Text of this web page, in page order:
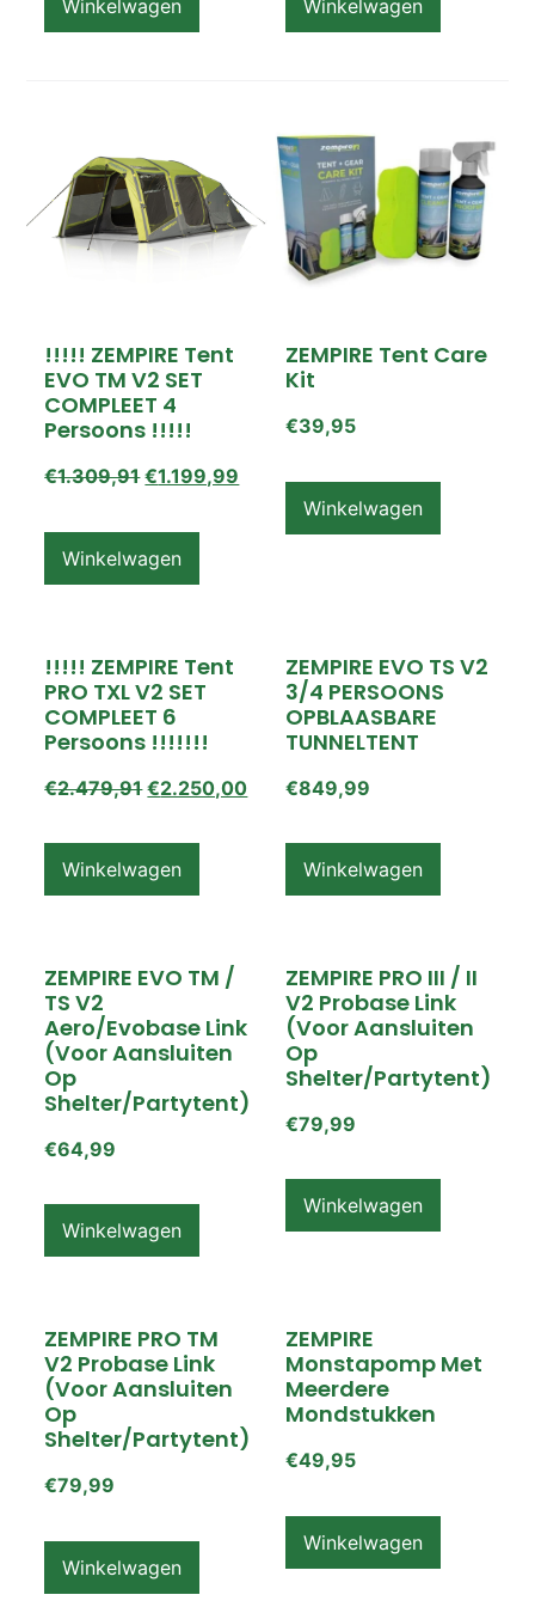
Winkelwagen Winkelwagen
!!!!! ZEMPIRE Tent
EVO TM V2 SET
COMPLEET 4
Persoons !!!!!
€1.309,91 €1.199,99
Winkelwagen
ZEMPIRE Tent Care
Kit
€39,95
Winkelwagen
!!!!! ZEMPIRE Tent
PRO TXL V2 SET
COMPLEET 6
Persoons !!!!!!!
€2.479,91 €2.250,00
Winkelwagen
ZEMPIRE EVO TS V2
3/4 PERSOONS
OPBLAASBARE
TUNNELTENT
€849,99
Winkelwagen
ZEMPIRE EVO TM /
TS V2
Aero/Evobase Link
(voor Aansluiten
Op
Shelter/partytent)
€64,99
Winkelwagen
ZEMPIRE PRO III / II
V2 Probase Link
(voor Aansluiten
Op
Shelter/partytent)
€79,99
Winkelwagen
ZEMPIRE PRO TM
V2 Probase Link
(voor Aansluiten
Op
Shelter/partytent)
€79,99
Winkelwagen
ZEMPIRE
Monstapomp Met
Meerdere
Mondstukken
€49,95
Winkelwagen